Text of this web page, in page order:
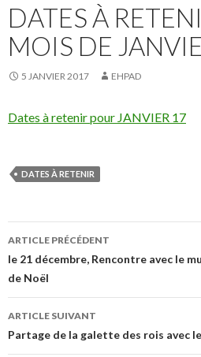
DATES À
MOIS DE
5 JANVIER 2017 EHPAD
Dates à retenir pour JANVIER 17
DATES À RETENIR
Navigation
des
articles
ARTICLE PRÉCÉDENT
le 21 décembre, Rencontre avec le
de Noël
ARTICLE SUIVANT
Partage de la galette des rois avec